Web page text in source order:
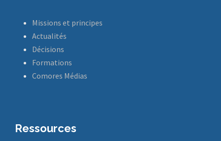
Missions et principes
Actualités
Décisions
Formations
Comores Médias
Ressources